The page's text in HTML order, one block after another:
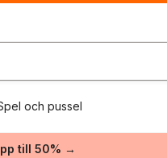
och pussel
till 50% →